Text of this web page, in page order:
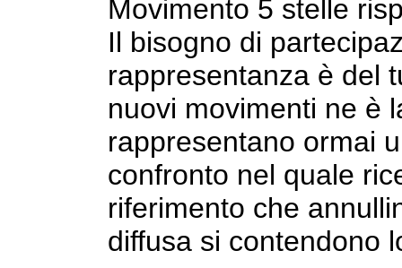
Movimento 5 stelle
Il bisogno di
rappresentanza è del
nuovi movimenti ne è
rappresentano ormai
confronto nel quale
riferimento che
diffusa si contendono